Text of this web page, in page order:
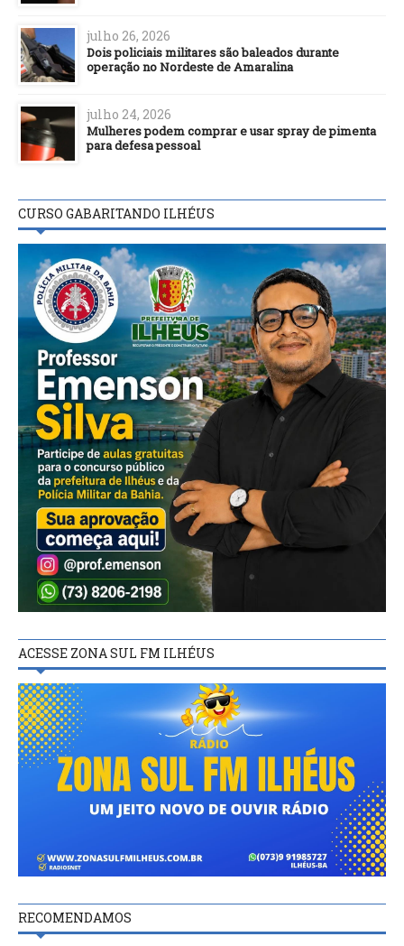
julho 26, 2026
Dois policiais militares são baleados durante
operação no Nordeste de Amaralina
julho 24, 2026
Mulheres podem comprar e usar spray de pimenta
para defesa pessoal
CURSO GABARITANDO ILHÉUS
ACESSE ZONA SUL FM ILHÉUS
RECOMENDAMOS